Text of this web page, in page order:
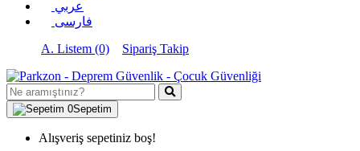
عربي
فارسی
A. Listem (0)
Sipariş Takip
0Sepetim
Alışveriş sepetiniz boş!